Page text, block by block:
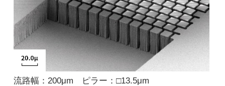
流路幅：200μm ピラー：□13.5μm